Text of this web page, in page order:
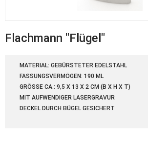
Flachmann "Flügel"
MATERIAL: GEBÜRSTETER EDELSTAHL
FASSUNGSVERMÖGEN: 190 ML
GRÖSSE CA.: 9,5 X 13 X 2 CM (B X H X T)
MIT AUFWENDIGER LASERGRAVUR
DECKEL DURCH BÜGEL GESICHERT